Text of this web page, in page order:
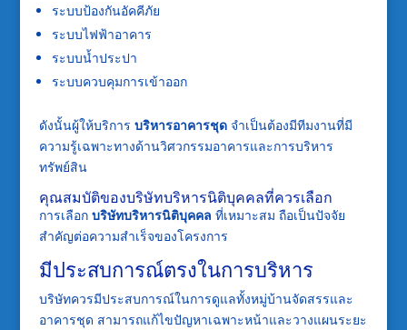
ระบบป้องกันอัคคีภัย
ระบบไฟฟ้าอาคาร
ระบบน้ำประปา
ระบบควบคุมการเข้าออก
ดังนั้นผู้ให้บริการ บริหารอาคารชุดจำเป็นต้องมีทีมงานที่มี
ความรู้เฉพาะทางด้านวิศวกรรมอาคารและการบริหาร
ทรัพย์สิน
คุณสมบัติของบริษัทบริหารนิติบุคคลที่ควรเลือก
การเลือก บริษัทบริหารนิติบุคคล ที่เหมาะสม ถือเป็นปัจจัย
สำคัญต่อความสำเร็จของโครงการ
มีประสบการณ์ตรงในการบริหาร
บริษัทควรมีประสบการณ์ในการดูแลทั้งหมู่บ้านจัดสรรและ
อาคารชุด สามารถแก้ไขปัญหาเฉพาะหน้าและวางแผนระยะ